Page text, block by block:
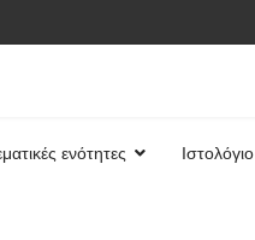
ενότητες Ιστολόγιο